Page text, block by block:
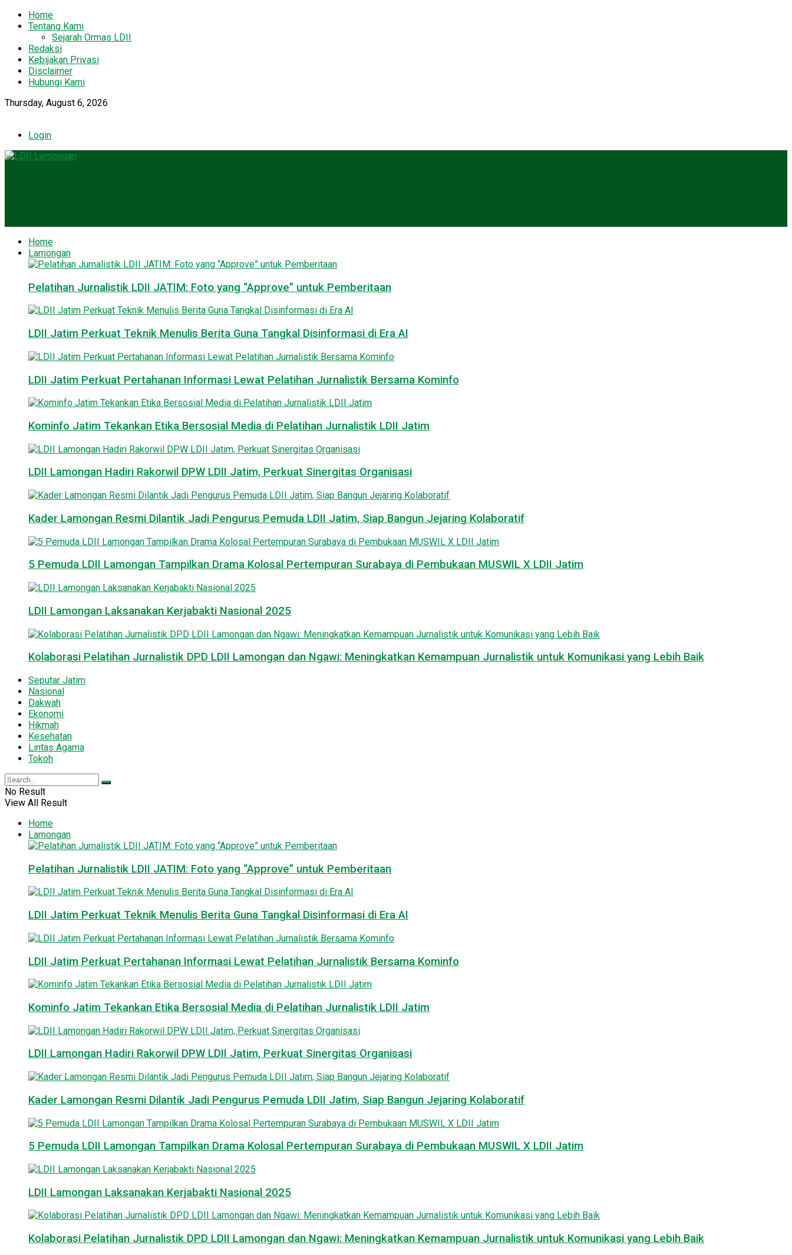
Home
Tentang Kami
Sejarah Ormas LDII
Redaksi
Kebijakan Privasi
Disclaimer
Hubungi Kami
Thursday, August 6, 2026
Login
Home
Lamongan
Pelatihan Jurnalistik LDII JATIM: Foto yang “Approve” untuk Pemberitaan
LDII Jatim Perkuat Teknik Menulis Berita Guna Tangkal Disinformasi di Era AI
LDII Jatim Perkuat Pertahanan Informasi Lewat Pelatihan Jurnalistik Bersama Kominfo
Kominfo Jatim Tekankan Etika Bersosial Media di Pelatihan Jurnalistik LDII Jatim
LDII Lamongan Hadiri Rakorwil DPW LDII Jatim, Perkuat Sinergitas Organisasi
Kader Lamongan Resmi Dilantik Jadi Pengurus Pemuda LDII Jatim, Siap Bangun Jejaring Kolaboratif
5 Pemuda LDII Lamongan Tampilkan Drama Kolosal Pertempuran Surabaya di Pembukaan MUSWIL X LDII Jatim
LDII Lamongan Laksanakan Kerjabakti Nasional 2025
Kolaborasi Pelatihan Jurnalistik DPD LDII Lamongan dan Ngawi: Meningkatkan Kemampuan Jurnalistik untuk Komunikasi yang Lebih Baik
Seputar Jatim
Nasional
Dakwah
Ekonomi
Hikmah
Kesehatan
Lintas Agama
Tokoh
No Result
View All Result
Home
Lamongan
Pelatihan Jurnalistik LDII JATIM: Foto yang “Approve” untuk Pemberitaan
LDII Jatim Perkuat Teknik Menulis Berita Guna Tangkal Disinformasi di Era AI
LDII Jatim Perkuat Pertahanan Informasi Lewat Pelatihan Jurnalistik Bersama Kominfo
Kominfo Jatim Tekankan Etika Bersosial Media di Pelatihan Jurnalistik LDII Jatim
LDII Lamongan Hadiri Rakorwil DPW LDII Jatim, Perkuat Sinergitas Organisasi
Kader Lamongan Resmi Dilantik Jadi Pengurus Pemuda LDII Jatim, Siap Bangun Jejaring Kolaboratif
5 Pemuda LDII Lamongan Tampilkan Drama Kolosal Pertempuran Surabaya di Pembukaan MUSWIL X LDII Jatim
LDII Lamongan Laksanakan Kerjabakti Nasional 2025
Kolaborasi Pelatihan Jurnalistik DPD LDII Lamongan dan Ngawi: Meningkatkan Kemampuan Jurnalistik untuk Komunikasi yang Lebih Baik